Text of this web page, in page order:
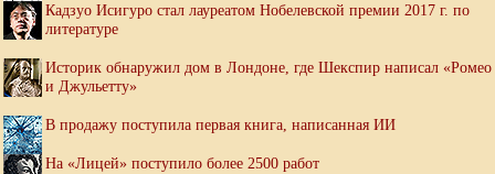
Кадзуо Исигуро стал лауреатом Нобелевской премии 2017 г. по
литературе
Историк обнаружил дом в Лондоне, где Шекспир написал «Ромео
и Джульетту»
В продажу поступила первая книга, написанная ИИ
На «Лицей» поступило более 2500 работ